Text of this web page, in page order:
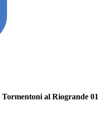
Tormentoni al Riogrande 01